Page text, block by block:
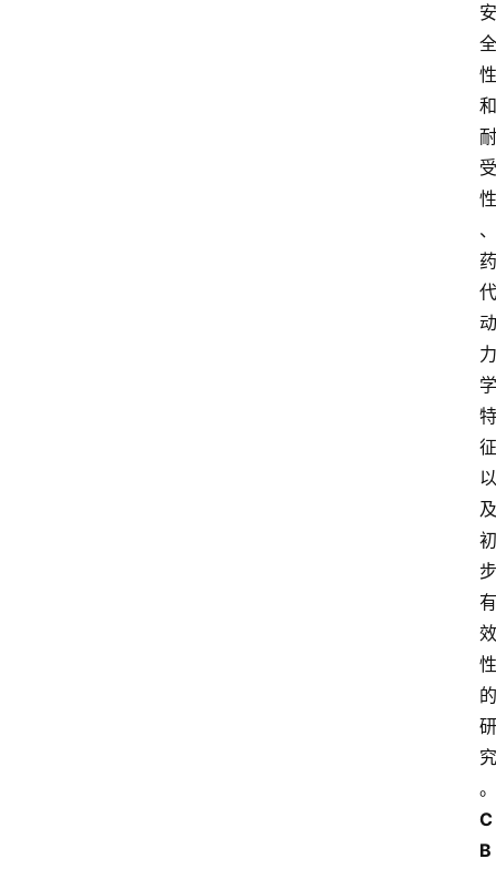
安
全
性
和
耐
受
性
、
药
代
动
力
学
特
征
以
及
初
步
有
效
性
的
研
究
。
C
B